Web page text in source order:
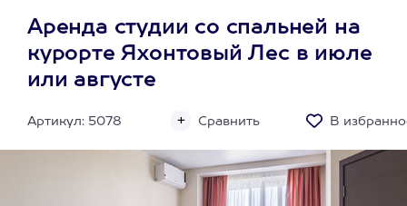
Аренда студии со спальней на
курорте Яхонтовый Лес в июле
или августе
Артикул: 5078 Сравнить В